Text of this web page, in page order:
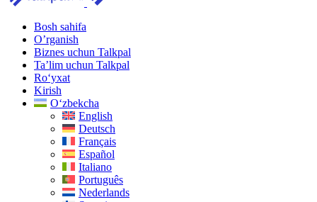
Bosh sahifa
O’rganish
Biznes uchun Talkpal
Ta’lim uchun Talkpal
Ro‘yxat
Kirish
O‘zbekcha
English
Deutsch
Français
Español
Italiano
Português
Nederlands